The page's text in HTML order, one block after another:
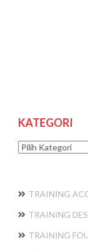
KATEGORI
Kategori
TRAINING
TRAINING
TRAINING